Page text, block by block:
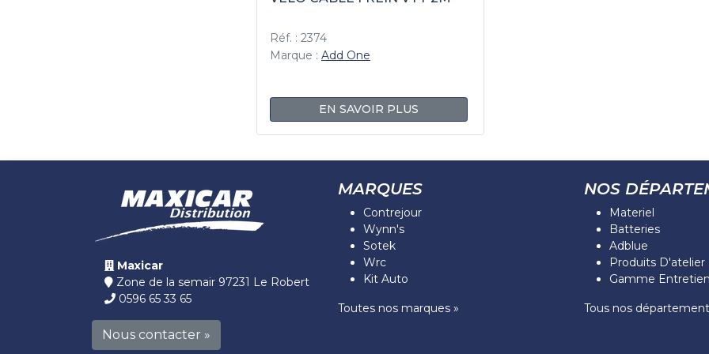
Réf. : 2374
Marque : Add One
EN SAVOIR PLUS
Maxicar
Zone de la semair 97231 Le Robert
0596 65 33 65
Nous contacter »
MARQUES
Contrejour
Wynn's
Sotek
Wrc
Kit Auto
Toutes nos marques »
NOS
Materiel
Batteries
Adblue
Produits D'atelier
Gamme
Tous nos